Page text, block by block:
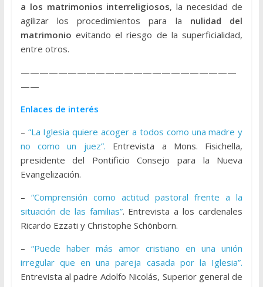
a los matrimonios interreligiosos, la necesidad de
agilizar los procedimientos para la nulidad del
matrimonio evitando el riesgo de la superficialidad,
entre otros.
———————————————————————
——
Enlaces de interés
– “La Iglesia quiere acoger a todos como una madre y
no como un juez”. Entrevista a Mons. Fisichella,
presidente del Pontificio Consejo para la Nueva
Evangelización.
– “Comprensión como actitud pastoral frente a la
situación de las familias”. Entrevista a los cardenales
Ricardo Ezzati y Christophe Schönborn.
– “Puede haber más amor cristiano en una unión
irregular que en una pareja casada por la Iglesia”.
Entrevista al padre Adolfo Nicolás, Superior general de